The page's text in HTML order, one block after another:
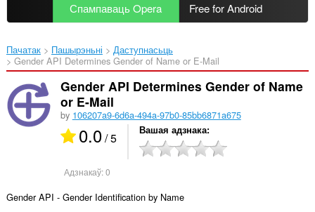
Спампаваць Opera Free for Android
Пачатак Пашырэньні
Даступнасьць
Gender API Determines Gender of Name or E-Mail‎
Gender API Determines Gender of Name
or E-Mail
by 106207a9-6d6a-494a-97b0-85bb6871a675
0.0/ 5 Вашая адзнака
Адзнакаў:0
Gender API - Gender Identification by Name